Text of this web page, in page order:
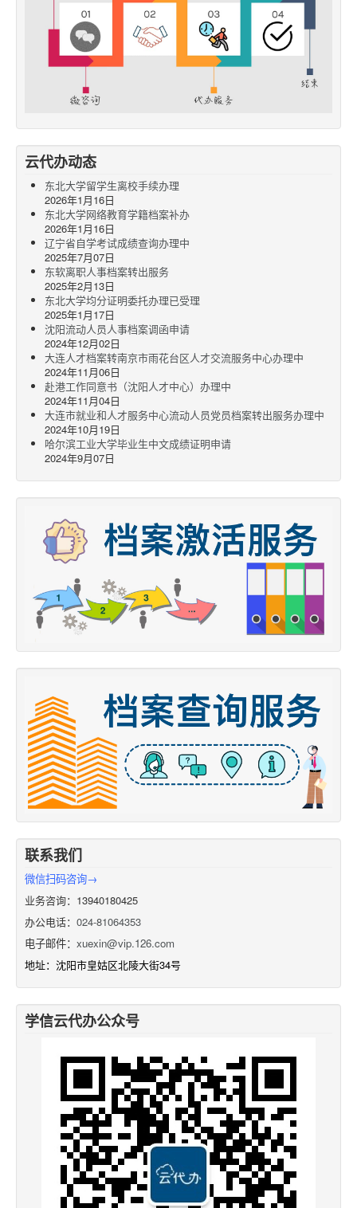
云代办动态
东北大学留学生离校手续办理
2026年1月16日
东北大学网络教育学籍档案补办
2026年1月16日
辽宁省自学考试成绩查询办理中
2025年7月07日
东软离职人事档案转出服务
2025年2月13日
东北大学均分证明委托办理已受理
2025年1月17日
沈阳流动人员人事档案调函申请
2024年12月02日
大连人才档案转南京市雨花台区人才交流服务中心办理中
2024年11月06日
赴港工作同意书（沈阳人才中心）办理中
2024年11月04日
大连市就业和人才服务中心流动人员党员档案转出服务办理中
2024年10月19日
哈尔滨工业大学毕业生中文成绩证明申请
2024年9月07日
联系我们
微信扫码咨询→
业务咨询：13940180425
办公电话： 024-81064353
电子邮件： xuexin@vip.126.com
地址：沈阳市皇姑区北陵大街34号
学信云代办公众号